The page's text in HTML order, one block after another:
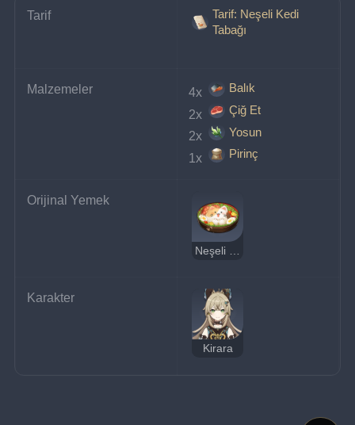
Tarif
Tarif: Neşeli Kedi
Tabağı
Malzemeler 4x
Balık
2x
Çiğ Et
2x
Yosun
1x
Pirinç
Orijinal Yemek
Karakter
Kirara